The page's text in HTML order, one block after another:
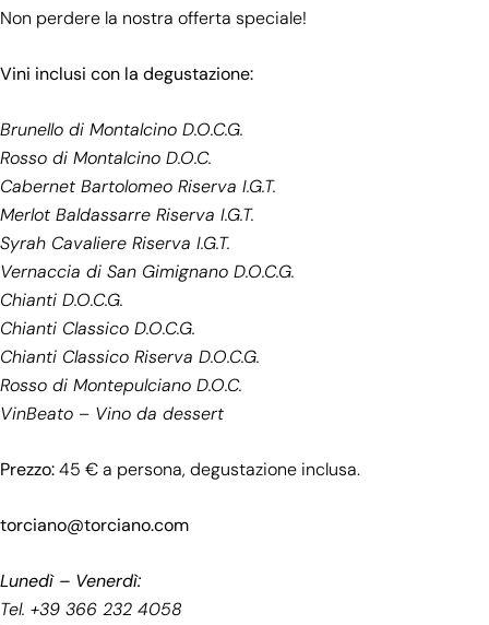
Non perdere la nostra offerta speciale!
Vini inclusi con la degustazione:
Brunello di Montalcino D.O.C.G.
Rosso di Montalcino D.O.C.
Cabernet Bartolomeo Riserva I.G.T.
Merlot Baldassarre Riserva I.G.T.
Syrah Cavaliere Riserva I.G.T.
Vernaccia di San Gimignano D.O.C.G.
Chianti D.O.C.G.
Chianti Classico D.O.C.G.
Chianti Classico Riserva D.O.C.G.
Rosso di Montepulciano D.O.C.
VinBeato – Vino da dessert
Prezzo:45 € a persona, degustazione inclusa.
torciano@torciano.com
Lunedì – Venerdì:
Tel. +39 366 232 4058